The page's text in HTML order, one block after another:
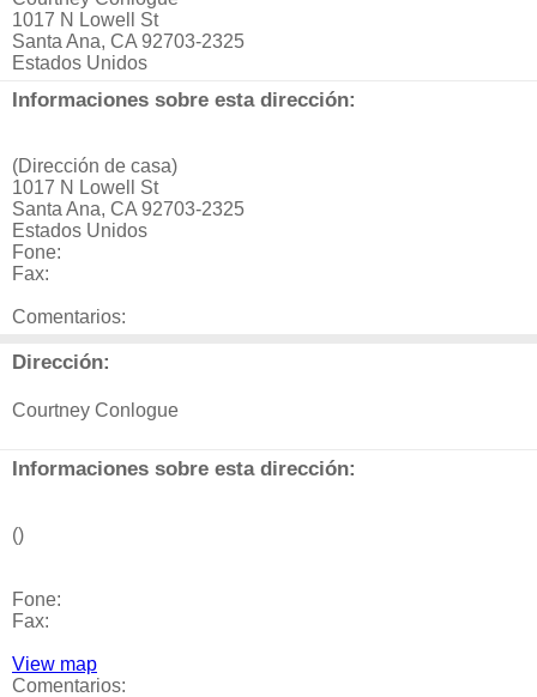
1017 N Lowell St
Santa Ana, CA 92703-2325
Estados Unidos
Informaciones sobre esta dirección:
(Dirección de casa)
1017 N Lowell St
Santa Ana, CA 92703-2325
Estados Unidos
Fone:
Fax:
Comentarios:
Dirección:
Courtney Conlogue
Informaciones sobre esta dirección:
()
Fone:
Fax:
View map
Comentarios: